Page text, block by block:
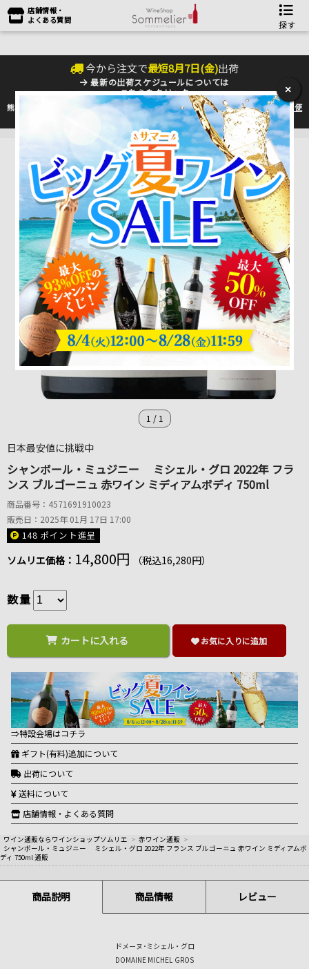
店舗情報・
よくある質問
探す
今から注文で最短8月7日(金)出荷
最新の出荷スケジュールについては
こちらをクリック
熊本地震の影響により九州への配送に遅れが生じております。最新情報は佐川急便
のHP
をご確認下さい。
1 / 1
日本最安値に挑戦中
シャンボール・ミュジニー ミシェル・グロ 2022年 フラ
ンス ブルゴーニュ 赤ワイン ミディアムボディ 750ml
商品番号：4571691910023
販売日：2025年 01月 17日 17:00
148 ポイント進呈
ソムリエ価格： 14,800円 （税込16,280円）
数量
カートに入れる お気に入りに追加
⇒特設会場はコチラ
ギフト(有料)追加について
出荷について
送料について
店舗情報・よくある質問
ワイン通販ならワインショップソムリエ > 赤ワイン通販 >
シャンボール・ミュジニー ミシェル・グロ 2022年 フランス ブルゴーニュ 赤ワイン ミディアムボ
ディ 750ml 通販
商品説明 商品情報 レビュー
ドメーヌ･ミシェル・グロ
DOMAINE MICHEL GROS
×